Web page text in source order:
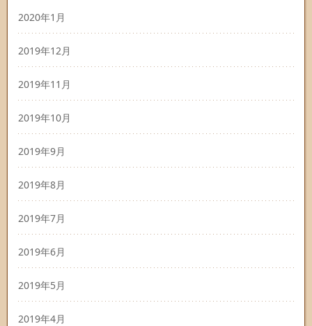
2020年1月
2019年12月
2019年11月
2019年10月
2019年9月
2019年8月
2019年7月
2019年6月
2019年5月
2019年4月